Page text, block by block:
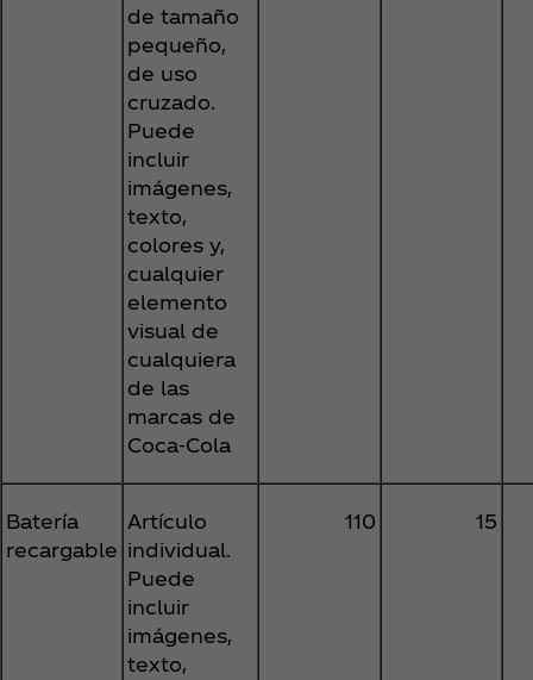
de tamaño
pequeño,
de uso
cruzado.
Puede
incluir
imágenes,
texto,
colores y,
cualquier
elemento
visual de
cualquiera
de las
marcas de
Coca‑Cola
Batería
recargable
Artículo
individual.
Puede
incluir
imágenes,
texto,
110 15